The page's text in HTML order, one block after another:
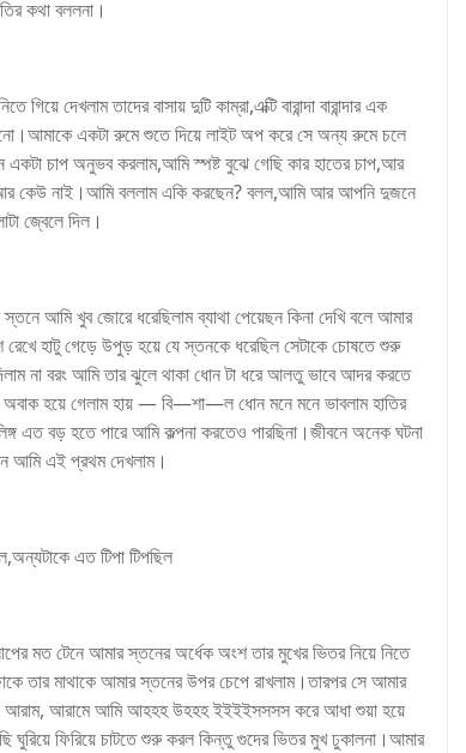
কথা বললনা।
দেখলাম তাদের বাসায় দুটি কাম্রা,এক্টি বারান্দা বারান্দার এক
একটা রুমে শুতে দিয়ে লাইট অপ করে সে অন্য রুমে চলে
চাপ অনুভব করলাম,আমি স্পষ্ট বুঝে গেছি কার হাতের চাপ,আর
আর কেউ নাই।আমি বললাম একি করছেন? বলল,আমি আর আপনি দুজনে
জ্বেলে দিল।
আমি খুব জোরে ধরেছিলাম ব্যাথা পেয়েছন কিনা দেখি বলে আমার
হাটু গেড়ে উপুড় হয়ে যে স্তনকে ধরেছিল সেটাকে চোষতে শুরু
না বরং আমি তার ঝুলে থাকা ধোন টা ধরে আলতু ভাবে আদর করতে
হয়ে গেলাম হায় — বি—শা—ল ধোন মনে মনে ভাবলাম হাতির
এত বড় হতে পারে আমি কল্পনা করতেও পারছিনা।জীবনে অনেক ঘটনা
আমি এই প্রথম দেখলাম।
এত টিপা টিপছিল
মত টেনে আমার স্তনের অর্ধেক অংশ তার মুখের ভিতর নিয়ে নিতে
তার মাথাকে আমার স্তনের উপর চেপে রাখলাম।তারপর সে আমার
আরাম, আরামে আমি আহহহ উহহহ ইইইইসসসস করে আধা শুয়া হয়ে
ঘুরিয়ে ফিরিয়ে চাটতে শুরু করল কিন্তু গুদের ভিতর মুখ ঢুকালনা।আমার